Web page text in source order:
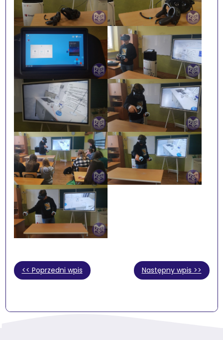
<< Poprzedni wpis Następny wpis >>